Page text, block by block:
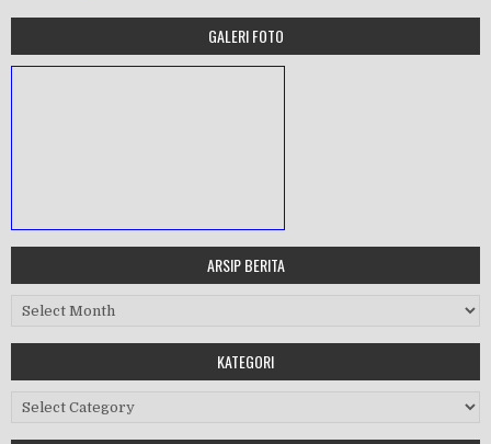
GALERI FOTO
Workshop Perangkat 2019
ARSIP BERITA
Arsip Berita
KATEGORI
Kategori